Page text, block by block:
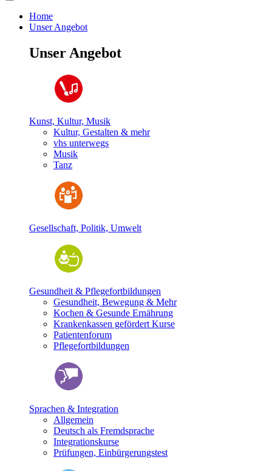
Home
Unser Angebot
Unser Angebot
Kunst, Kultur, Musik
Kultur, Gestalten & mehr
vhs unterwegs
Musik
Tanz
Gesellschaft, Politik, Umwelt
Gesundheit & Pflegefortbildungen
Gesundheit, Bewegung & Mehr
Kochen & Gesunde Ernährung
Krankenkassen gefördert Kurse
Patientenforum
Pflegefortbildungen
Sprachen & Integration
Allgemein
Deutsch als Fremdsprache
Integrationskurse
Prüfungen, Einbürgerungstest